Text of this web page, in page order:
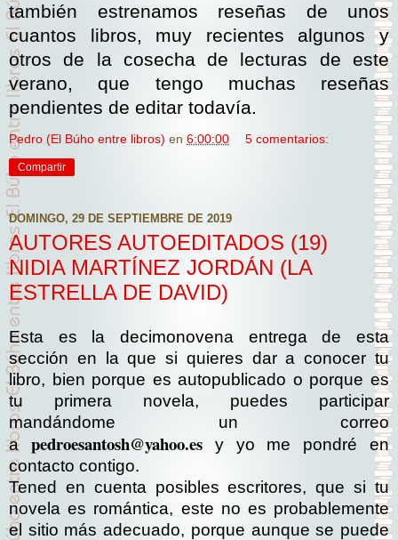
también estrenamos reseñas de unos
cuantos libros, muy recientes algunos y
otros de la cosecha de lecturas de este
verano, que tengo muchas reseñas
pendientes de editar todavía.
Pedro (El Búho entre libros) en 6:00:00 5 comentarios:
Compartir
DOMINGO, 29 DE SEPTIEMBRE DE 2019
AUTORES AUTOEDITADOS (19)
NIDIA MARTÍNEZ JORDÁN (LA
ESTRELLA DE DAVID)
Esta es la decimonovena entrega de esta
sección en la que si quieres dar a conocer tu
libro, bien porque es autopublicado o porque es
tu primera novela, puedes participar
mandándome un correo
a pedroesantosh@yahoo.esy yo me pondré en
contacto contigo.
Tened en cuenta posibles escritores, que si tu
novela es romántica, este no es probablemente
el sitio más adecuado, porque aunque se puede